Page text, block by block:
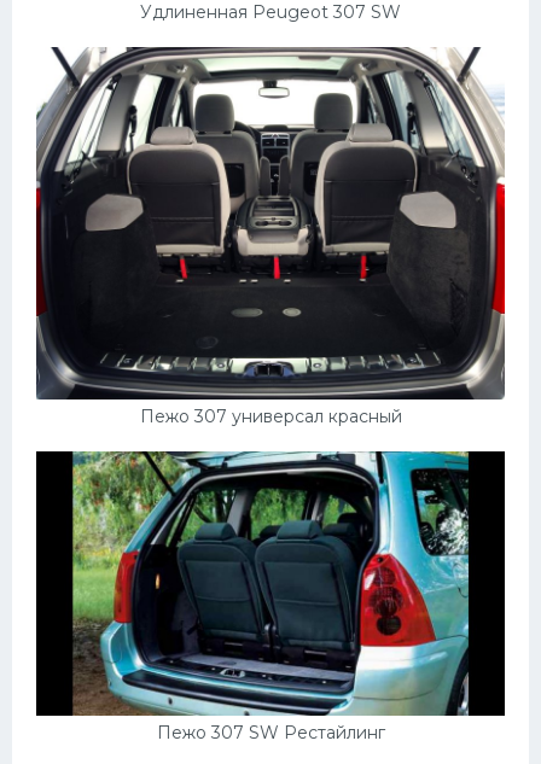
Удлиненная Peugeot 307 SW
Пежо 307 универсал красный
Пежо 307 SW Рестайлинг